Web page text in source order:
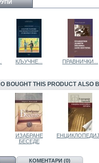
КЉУЧНЕ... ПРАВНИЧКИ...
BOUGHT THIS PRODUCT ALSO
ИЗАБРАНЕ
БЕСЕДЕ
КОМЕНТАРИ (0)